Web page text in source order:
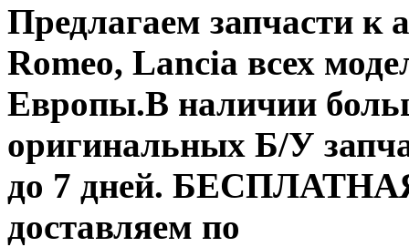
Предлагаем запчасти к
Romeo, Lancia всех
Европы.В наличии
оригинальных Б/У
до 7 дней.
доставляем по